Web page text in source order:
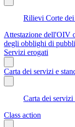
Rilievi Corte
Attestazione dell'OIV
degli obblighi di
Servizi erogati
Carta dei servizi e
Carta dei servizi
Class action